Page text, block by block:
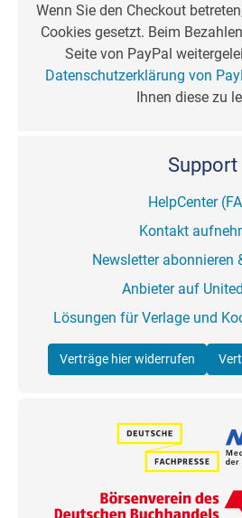
Wenn Sie den Checkout
Cookies gesetzt. Beim
Seite von PayPal
Datenschutzerklärung von
Ihnen diese zu
Support
HelpCenter
Kontakt
Newsletter abonnieren
Anbieter auf
Lösungen für Verlage und
Verträge hier widerrufen